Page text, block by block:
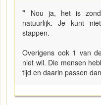
" Nou ja, het is
natuurlijk. Je kunt
stappen.
Overigens ook 1 van
niet wil. Die mensen
tijd en daarin passen